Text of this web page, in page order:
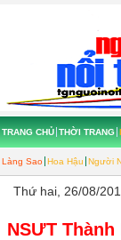
TRANG CHỦ THỜI TRANG
Làng Sao Hoa Hậu Người
Thứ hai, 26/08/
NSƯT